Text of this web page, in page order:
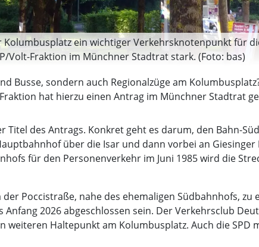
ein wichtiger Verkehrsknotenpunkt für
Volt-Fraktion im Münchner Stadtrat stark. (Foto: bas)
Busse, sondern auch Regionalzüge am
hat hierzu einen Antrag im Münchner Stadtrat
Titel des Antrags. Konkret geht es darum, den Bahn-
über die Isar und dann vorbei an
für den Personenverkehr im Juni 1985 wird die
Poccistraße, nahe des ehemaligen Südbahnhofs, zu
2026 abgeschlossen sein. Der Verkehrsclub
weiteren Haltepunkt am Kolumbusplatz. Auch die SPD